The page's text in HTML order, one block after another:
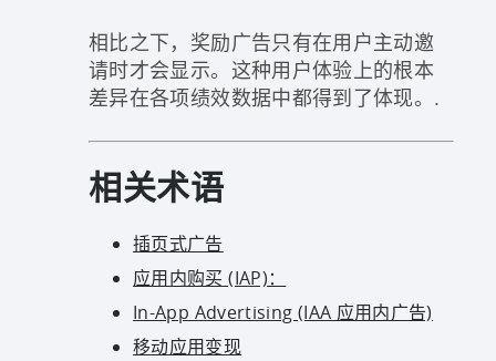
相比之下，奖励广告只有在用户主动邀
请时才会显示。这种用户体验上的根本
差异在各项绩效数据中都得到了体现。.
相关术语
插页式广告
应用内购买 (IAP)：
In-App Advertising (IAA 应用内广告)
移动应用变现